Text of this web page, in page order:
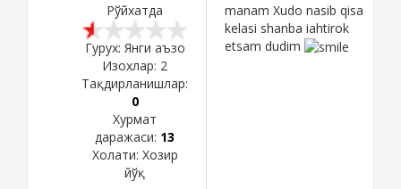
Рўйхатда
Гурух: Янги аъзо
Изохлар: 2
Тақдирланишлар:
0
Хурмат
даражаси: 13
Холати: Хозир
йўқ
manam Xudo nasib qisa
kelasi shanba iahtirok
etsam dudim